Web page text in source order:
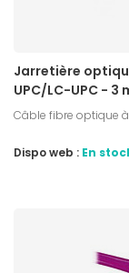
Jarretière
UPC/LC-UPC - 3
Câble fibre optique
Dispo web : En